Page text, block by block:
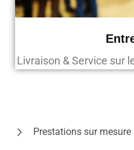
Livraison & Service sur
Prestations sur mesure